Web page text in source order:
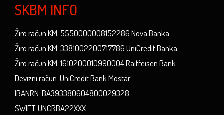
SKBM INFO
Žiro račun KM: 5550000008152286 Nova Banka
Žiro račun KM: 3381002200717786 UniCredit Banka
Žiro račun KM: 1610200010990004 Raiffeisen Bank
Devizni račun: UniCredit Bank Mostar
IBANRN: BA393380604800029328
SWIFT: UNCRBA22XXX